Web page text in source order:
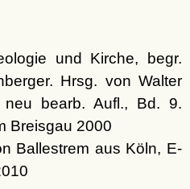
und Kirche, begr.
Hrsg. von Walter
bearb. Aufl., Bd. 9.
Breisgau 2000
Ballestrem aus Köln, E-